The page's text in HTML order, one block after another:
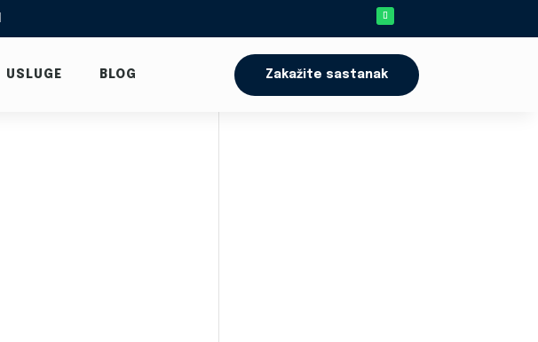
USLUGE BLOG Zakažite sastanak